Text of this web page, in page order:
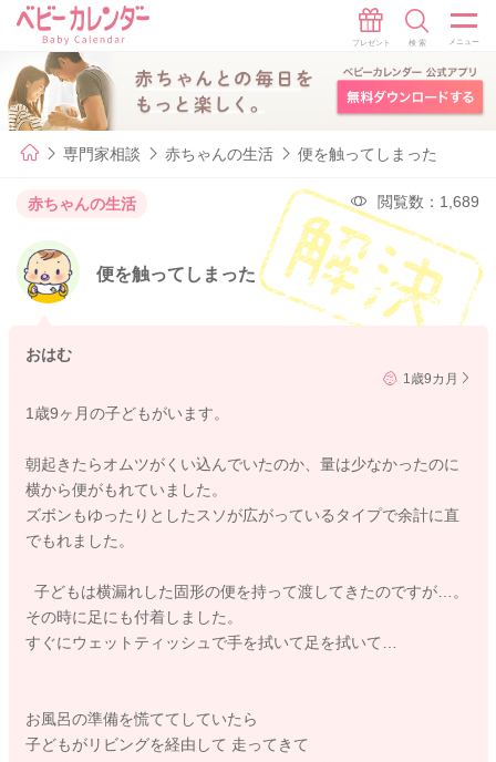
専門家相談 赤ちゃんの生活 便を触ってしまった
赤ちゃんの生活 閲覧数：1,689
便を触ってしまった
おはむ
1歳9カ月
1歳9ヶ月の子どもがいます。
朝起きたらオムツがくい込んでいたのか、量は少なかったのに
横から便がもれていました。
ズボンもゆったりとしたスソが広がっているタイプで余計に直
でもれました。
子どもは横漏れした固形の便を持って渡してきたのですが…。
その時に足にも付着しました。
すぐにウェットティッシュで手を拭いて足を拭いて…
お風呂の準備を慌ててしていたら
子どもがリビングを経由して 走ってきて